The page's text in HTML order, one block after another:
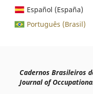
Español (España)
Português (Brasil)
Cadernos Brasileiros
Journal of